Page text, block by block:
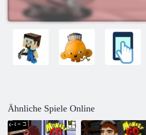
Ähnliche Spiele Online